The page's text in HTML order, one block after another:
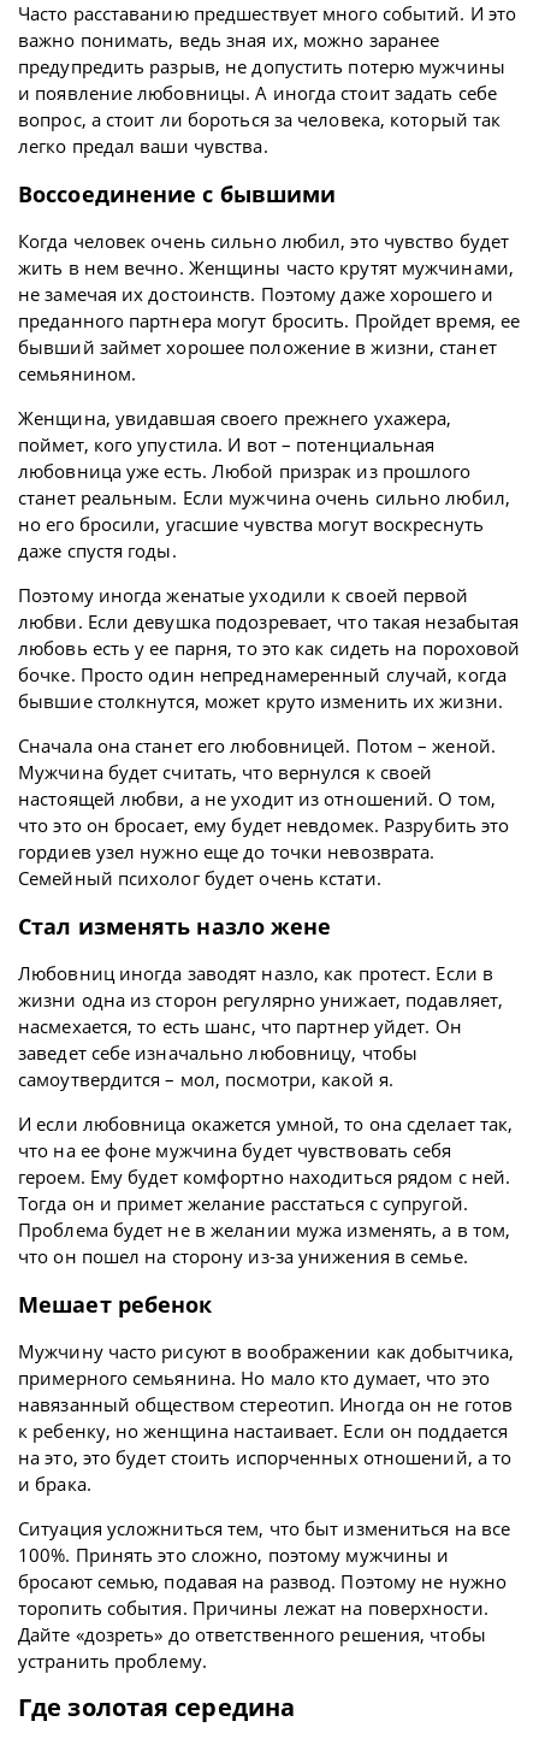
Часто расставанию предшествует много событий. И это
важно понимать, ведь зная их, можно заранее
предупредить разрыв, не допустить потерю мужчины
и появление любовницы. А иногда стоит задать себе
вопрос, а стоит ли бороться за человека, который так
легко предал ваши чувства.
Воссоединение с бывшими
Когда человек очень сильно любил, это чувство будет
жить в нем вечно. Женщины часто крутят мужчинами,
не замечая их достоинств. Поэтому даже хорошего и
преданного партнера могут бросить. Пройдет время, ее
бывший займет хорошее положение в жизни, станет
семьянином.
Женщина, увидавшая своего прежнего ухажера,
поймет, кого упустила. И вот – потенциальная
любовница уже есть. Любой призрак из прошлого
станет реальным. Если мужчина очень сильно любил,
но его бросили, угасшие чувства могут воскреснуть
даже спустя годы.
Поэтому иногда женатые уходили к своей первой
любви. Если девушка подозревает, что такая незабытая
любовь есть у ее парня, то это как сидеть на пороховой
бочке. Просто один непреднамеренный случай, когда
бывшие столкнутся, может круто изменить их жизни.
Сначала она станет его любовницей. Потом – женой.
Мужчина будет считать, что вернулся к своей
настоящей любви, а не уходит из отношений. О том,
что это он бросает, ему будет невдомек. Разрубить это
гордиев узел нужно еще до точки невозврата.
Семейный психолог будет очень кстати.
Стал изменять назло жене
Любовниц иногда заводят назло, как протест. Если в
жизни одна из сторон регулярно унижает, подавляет,
насмехается, то есть шанс, что партнер уйдет. Он
заведет себе изначально любовницу, чтобы
самоутвердится – мол, посмотри, какой я.
И если любовница окажется умной, то она сделает так,
что на ее фоне мужчина будет чувствовать себя
героем. Ему будет комфортно находиться рядом с ней.
Тогда он и примет желание расстаться с супругой.
Проблема будет не в желании мужа изменять, а в том,
что он пошел на сторону из-за унижения в семье.
Мешает ребенок
Мужчину часто рисуют в воображении как добытчика,
примерного семьянина. Но мало кто думает, что это
навязанный обществом стереотип. Иногда он не готов
к ребенку, но женщина настаивает. Если он поддается
на это, это будет стоить испорченных отношений, а то
и брака.
Ситуация усложниться тем, что быт измениться на все
100%. Принять это сложно, поэтому мужчины и
бросают семью, подавая на развод. Поэтому не нужно
торопить события. Причины лежат на поверхности.
Дайте «дозреть» до ответственного решения, чтобы
устранить проблему.
Где золотая середина